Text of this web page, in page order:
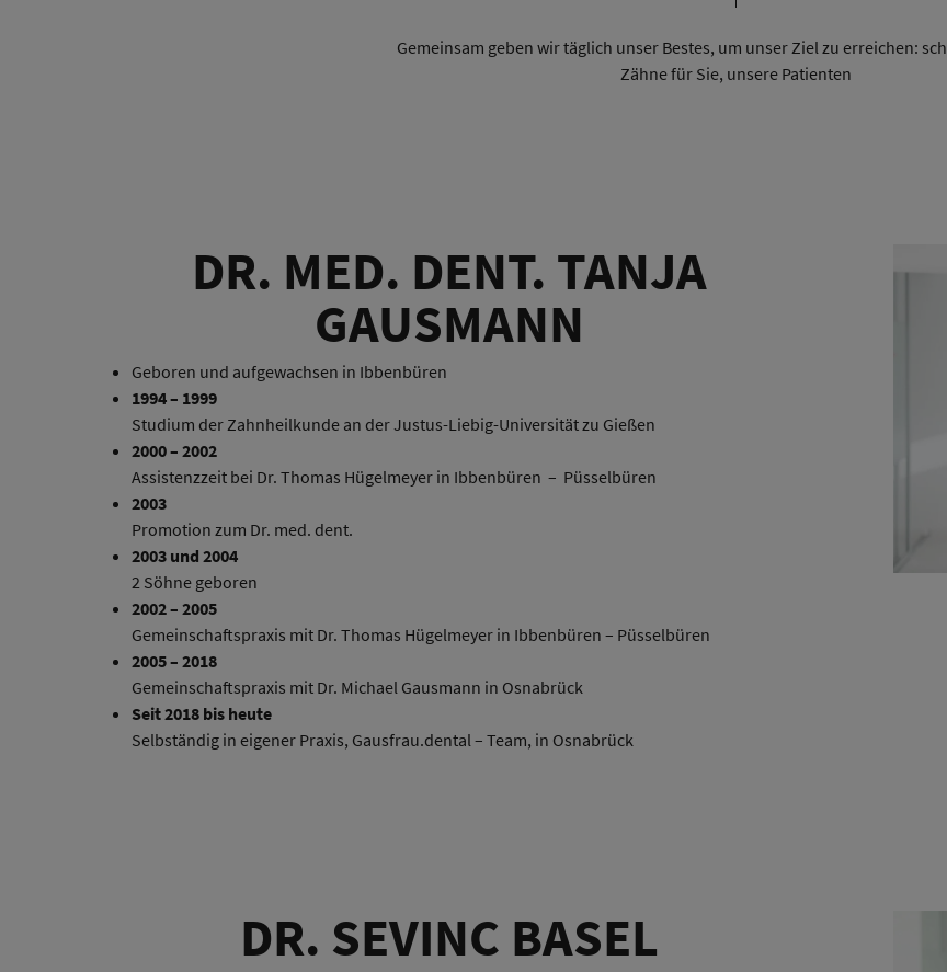
Gemeinsam geben wir täglich unser Bestes, um unser Ziel zu erreichen:
Zähne für Sie, unsere Patienten
DR. MED. DENT. TANJA
GAUSMANN
Geboren und aufgewachsen in Ibbenbüren
1994 – 1999
Studium der Zahnheilkunde an der Justus-Liebig-Universität zu Gießen
2000 – 2002
Assistenzzeit bei Dr. Thomas Hügelmeyer in Ibbenbüren – Püsselbüren
2003
Promotion zum Dr. med. dent.
2003 und 2004
2 Söhne geboren
2002 – 2005
Gemeinschaftspraxis mit Dr. Thomas Hügelmeyer in Ibbenbüren – Püsselbüren
2005 – 2018
Gemeinschaftspraxis mit Dr. Michael Gausmann in Osnabrück
Seit 2018 bis heute
Selbständig in eigener Praxis, Gausfrau.dental – Team, in Osnabrück
DR. SEVINC BASEL